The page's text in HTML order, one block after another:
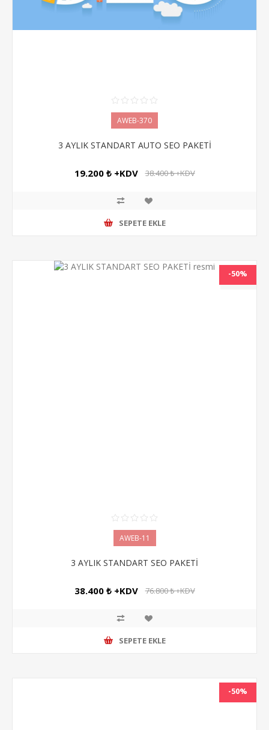
AWEB-370
3 AYLIK STANDART AUTO SEO PAKETİ
19.200 ₺ +KDV 38.400 ₺ +KDV
SEPETE EKLE
NEW
-50%
AWEB-11
3 AYLIK STANDART SEO PAKETİ
38.400 ₺ +KDV 76.800 ₺ +KDV
SEPETE EKLE
-50%